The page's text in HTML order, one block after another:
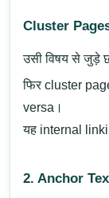
Cluster
उसी विषय से जुड़े
फिर cluster
versa।
यह internal
2. Anchor